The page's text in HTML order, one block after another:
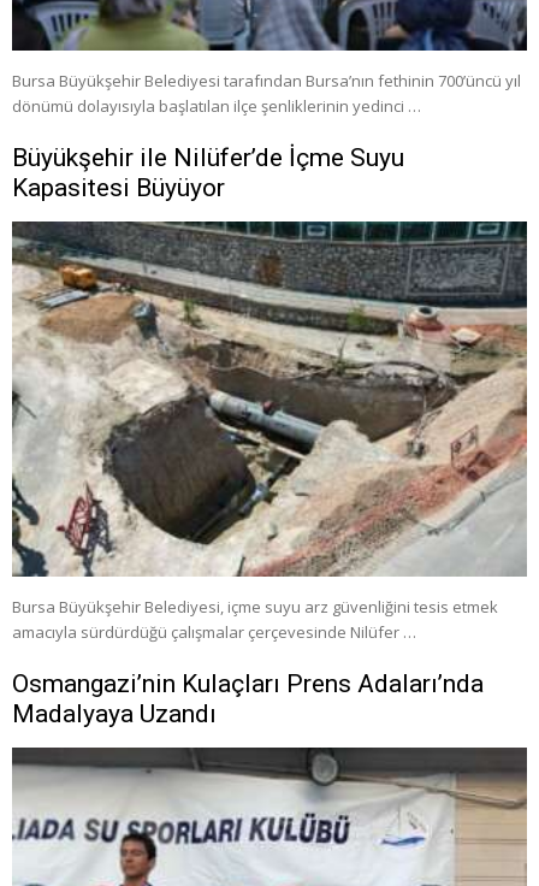
Bursa Büyükşehir Belediyesi tarafından Bursa’nın fethinin 700’üncü yıl
dönümü dolayısıyla başlatılan ilçe şenliklerinin yedinci …
Büyükşehir ile Nilüfer’de İçme Suyu
Kapasitesi Büyüyor
Bursa Büyükşehir Belediyesi, içme suyu arz güvenliğini tesis etmek
amacıyla sürdürdüğü çalışmalar çerçevesinde Nilüfer …
Osmangazi’nin Kulaçları Prens Adaları’nda
Madalyaya Uzandı